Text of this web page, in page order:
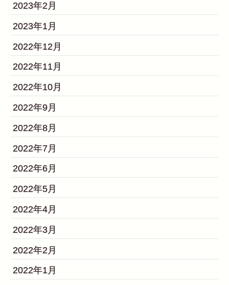
2023年2月
2023年1月
2022年12月
2022年11月
2022年10月
2022年9月
2022年8月
2022年7月
2022年6月
2022年5月
2022年4月
2022年3月
2022年2月
2022年1月